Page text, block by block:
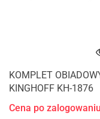
KOMPLET
KINGHOFF KH-1876
Cena po zalogowaniu